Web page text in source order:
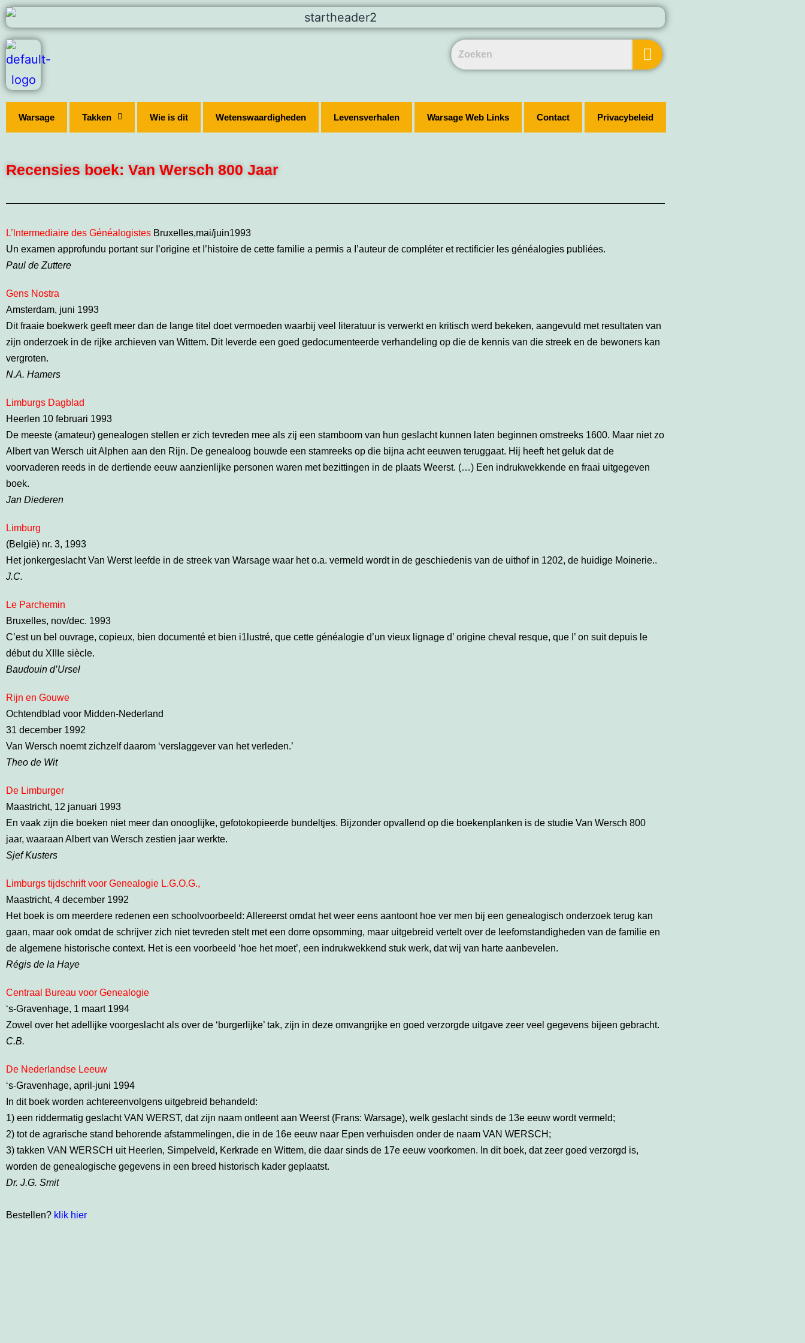
Warsage Takken Wie is dit Wetenswaardigheden Levensverhalen Warsage Web Links Contact Privacybeleid
Recensies boek: Van Wersch 800 Jaar
L’lntermediaire des Généalogistes Bruxelles,mai/juin1993
Un examen approfundu portant sur I’origine et I’histoire de cette familie a permis a I’auteur de compléter et rectificier les généalogies publiées.
Paul de Zuttere
Gens Nostra
Amsterdam, juni 1993
Dit fraaie boekwerk geeft meer dan de lange titel doet vermoeden waarbij veel literatuur is verwerkt en kritisch werd bekeken, aangevuld met resultaten van
zijn onderzoek in de rijke archieven van Wittem. Dit leverde een goed gedocumenteerde verhandeling op die de kennis van die streek en de bewoners kan
vergroten.
N.A. Hamers
Limburgs Dagblad
Heerlen 10 februari 1993
De meeste (amateur) genealogen stellen er zich tevreden mee als zij een stamboom van hun geslacht kunnen laten beginnen omstreeks 1600. Maar niet zo
Albert van Wersch uit Alphen aan den Rijn. De genealoog bouwde een stamreeks op die bijna acht eeuwen teruggaat. Hij heeft het geluk dat de
voorvaderen reeds in de dertiende eeuw aanzienlijke personen waren met bezittingen in de plaats Weerst. (…) Een indrukwekkende en fraai uitgegeven
boek.
Jan Diederen
Limburg
(België) nr. 3, 1993
Het jonkergeslacht Van Werst leefde in de streek van Warsage waar het o.a. vermeld wordt in de geschiedenis van de uithof in 1202, de huidige Moinerie..
J.C.
Le Parchemin
Bruxelles, nov/dec. 1993
C’est un bel ouvrage, copieux, bien documenté et bien i1lustré, que cette généalogie d’un vieux lignage d’ origine cheval resque, que I’ on suit depuis le
début du XIIIe siècle.
Baudouin d’Ursel
Rijn en Gouwe
Ochtendblad voor Midden-Nederland
31 december 1992
Van Wersch noemt zichzelf daarom ‘verslaggever van het verleden.’
Theo de Wit
De Limburger
Maastricht, 12 januari 1993
En vaak zijn die boeken niet meer dan onooglijke, gefotokopieerde bundeltjes. Bijzonder opvallend op die boekenplanken is de studie Van Wersch 800
jaar, waaraan Albert van Wersch zestien jaar werkte.
Sjef Kusters
Limburgs tijdschrift voor Genealogie L.G.O.G.,
Maastricht, 4 december 1992
Het boek is om meerdere redenen een schoolvoorbeeld: Allereerst omdat het weer eens aantoont hoe ver men bij een genealogisch onderzoek terug kan
gaan, maar ook omdat de schrijver zich niet tevreden stelt met een dorre opsomming, maar uitgebreid vertelt over de leefomstandigheden van de familie en
de algemene historische context. Het is een voorbeeld ‘hoe het moet’, een indrukwekkend stuk werk, dat wij van harte aanbevelen.
Régis de la Haye
Centraal Bureau voor Genealogie
‘s-Gravenhage, 1 maart 1994
Zowel over het adellijke voorgeslacht als over de ‘burgerlijke’ tak, zijn in deze omvangrijke en goed verzorgde uitgave zeer veel gegevens bijeen gebracht.
C.B.
De Nederlandse Leeuw
‘s-Gravenhage, april-juni 1994
In dit boek worden achtereenvolgens uitgebreid behandeld:
1) een riddermatig geslacht VAN WERST, dat zijn naam ontleent aan Weerst (Frans: Warsage), welk geslacht sinds de 13e eeuw wordt vermeld;
2) tot de agrarische stand behorende afstammelingen, die in de 16e eeuw naar Epen verhuisden onder de naam VAN WERSCH;
3) takken VAN WERSCH uit Heerlen, Simpelveld, Kerkrade en Wittem, die daar sinds de 17e eeuw voorkomen. In dit boek, dat zeer goed verzorgd is,
worden de genealogische gegevens in een breed historisch kader geplaatst.
Dr. J.G. Smit
Bestellen? klik hier